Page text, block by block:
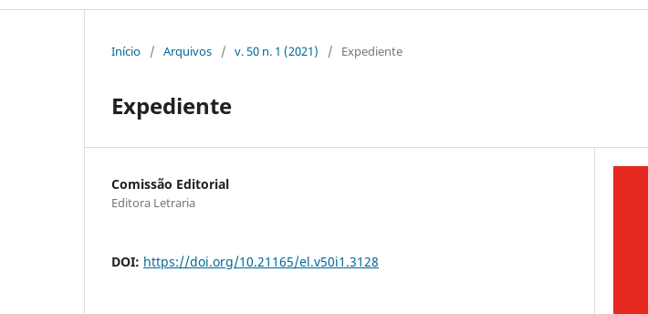
Início / Arquivos / v. 50 n. 1 (2021) / Expediente
Expediente
Comissão Editorial
Editora Letraria
DOI: https://doi.org/10.21165/el.v50i1.3128